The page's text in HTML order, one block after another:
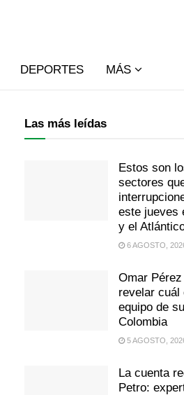
DEPORTES MÁS
Las más leídas
Estos son
sectores
este jueves
y el
6 AGOSTO,
Omar
revelar cuál
equipo de
Colombia
5 AGOSTO,
La cuenta
Petro: